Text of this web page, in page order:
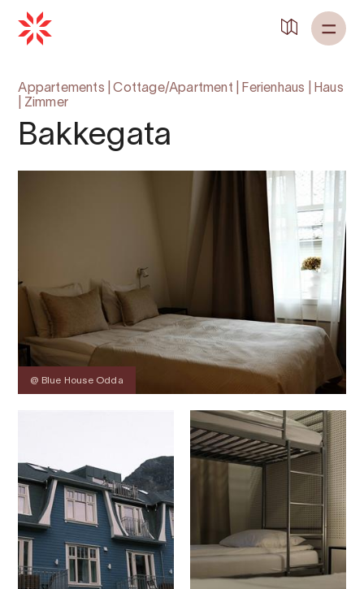
Appartements |Cottage/Apartment Ferienhaus
Haus
Zimmer
Bakkegata
@ Blue House Odda